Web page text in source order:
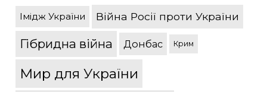
Імідж України Війна Росії проти України
Гібридна війна Донбас Крим
Мир для України